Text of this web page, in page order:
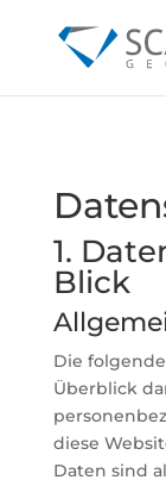
1.
Blick
Die
Überblick
diese
Daten sind